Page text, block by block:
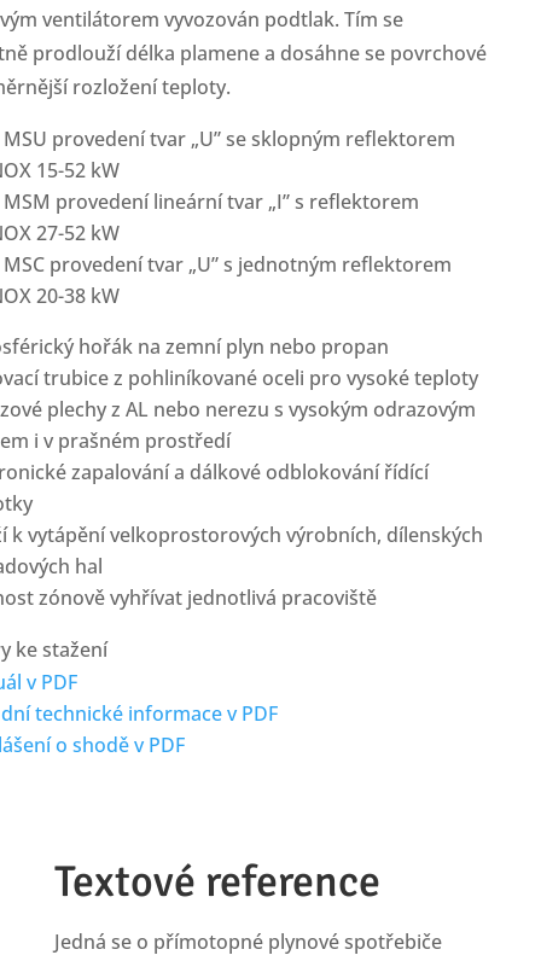
ventilátorem vyvozován podtlak. Tím se
prodlouží délka plamene a dosáhne se povrchové
rozložení teploty.
MSU provedení tvar „U” se sklopným reflektorem
15-52 kW
MSM provedení lineární tvar „I” s reflektorem
27-52 kW
MSC provedení tvar „U” s jednotným reflektorem
20-38 kW
hořák na zemní plyn nebo propan
trubice z pohliníkované oceli pro vysoké teploty
plechy z AL nebo nerezu s vysokým odrazovým
i v prašném prostředí
zapalování a dálkové odblokování řídící
k vytápění velkoprostorových výrobních, dílenských
hal
zónově vyhřívat jednotlivá pracoviště
ke stažení
v PDF
technické informace v PDF
o shodě v PDF
Textové reference
Jedná se o přímotopné plynové spotřebiče